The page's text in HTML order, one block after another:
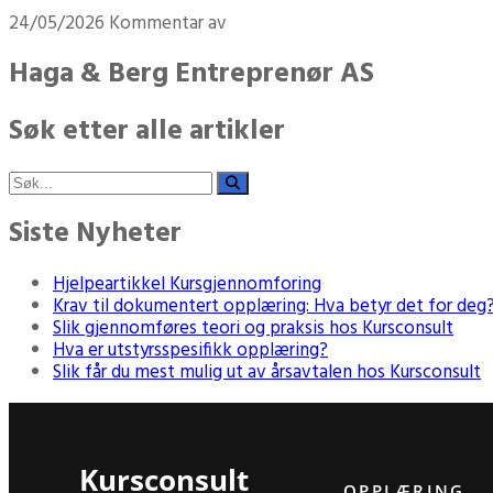
24/05/2026 Kommentar av
Haga & Berg Entreprenør AS
Søk etter alle artikler
Siste Nyheter
Hjelpeartikkel Kursgjennomforing
Krav til dokumentert opplæring: Hva betyr det for
Slik gjennomføres teori og praksis hos Kursconsult
Hva er utstyrsspesifikk opplæring?
Slik får du mest mulig ut av årsavtalen hos Kursconsult
Kursconsult